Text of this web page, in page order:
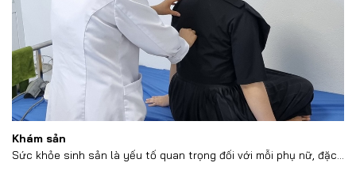
Khám sản
Sức khỏe sinh sản là yếu tố quan trọng đối với mỗi phụ nữ, đặc...